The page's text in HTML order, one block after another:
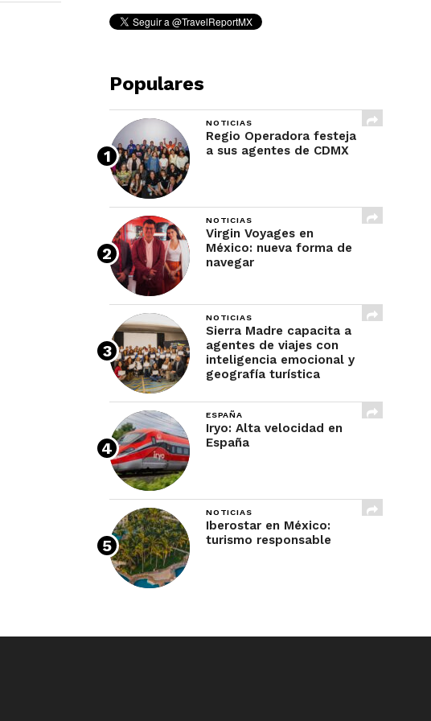
Populares
NOTICIAS
Regio Operadora festeja
a sus agentes de CDMX
NOTICIAS
Virgin Voyages en
México: nueva forma de
navegar
NOTICIAS
Sierra Madre capacita a
agentes de viajes con
inteligencia emocional y
geografía turística
ESPAÑA
Iryo: Alta velocidad en
España
NOTICIAS
Iberostar en México:
turismo responsable